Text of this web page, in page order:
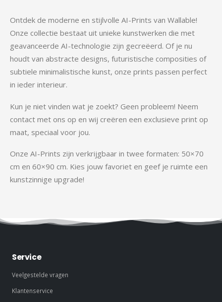
Ontdek de moderne en stijlvolle AI-Prints van Wallable!
Onze collectie bestaat uit unieke kunstwerken die met
geavanceerde AI-technologie zijn gecreëerd. Of je nu
houdt van abstracte designs, futuristische composities of
subtiele minimalistische kunst, onze prints passen perfect
in ieder interieur.
Kun je niet vinden wat je zoekt? Geen probleem! Neem
contact met ons op en wij creëren een exclusieve print op
maat, speciaal voor jou.
Onze AI-Prints zijn verkrijgbaar in twee formaten: 50×70
cm en 60×90 cm. Kies jouw favoriet en geef je ruimte een
kunstzinnige upgrade!
Service
Veelgestelde vragen
Klantenservice